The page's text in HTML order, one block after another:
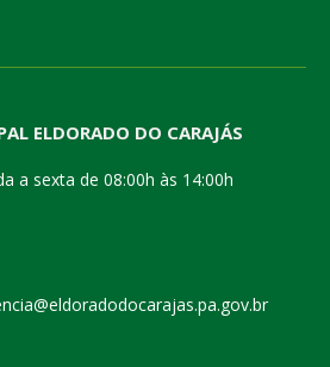
ELDORADO DO CARAJÁS
a sexta de 08:00h às 14:00h